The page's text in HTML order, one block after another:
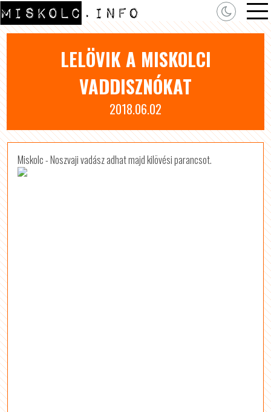
LELÖVIK A MISKOLCI
VADDISZNÓKAT
2018.06.02
Miskolc - Noszvaji vadász adhat majd kilövési parancsot.